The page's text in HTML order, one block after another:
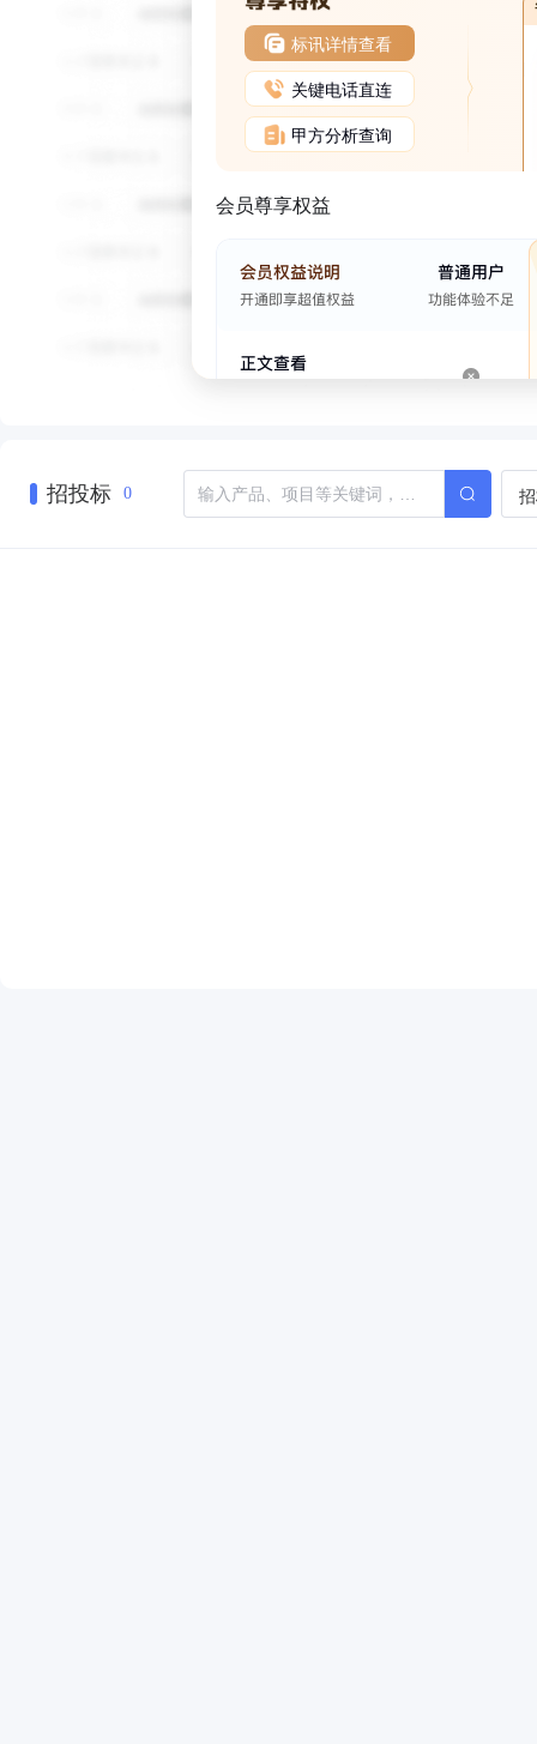
标讯详情查看
关键电话直连
甲方分析查询
会员尊享权益
招投标 0